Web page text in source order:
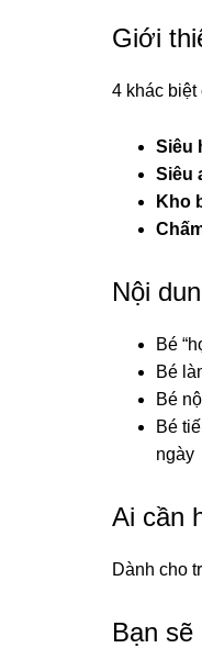
Giới
4 khác biệt
Siêu
Siêu
Kho
Nội
Bé
Bé
Bé
Bé
ngày
Ai cần
Dành cho
Bạn